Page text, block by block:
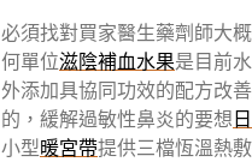
必須找對買家醫生藥劑師大概
何單位滋陰補血水果是目前
外添加具協同功效的配方改
的，緩解過敏性鼻炎的要想
小型暖宮帶提供三檔恆溫熱